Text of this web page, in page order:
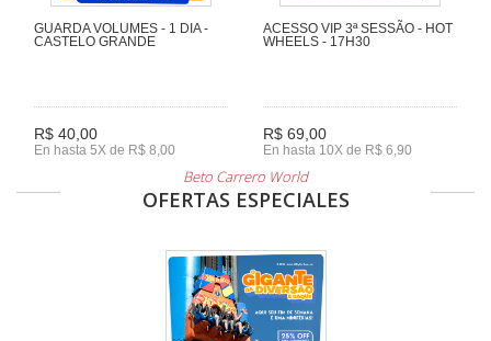
GUARDA VOLUMES - 1 DIA -
CASTELO GRANDE
R$ 40,00
En hasta 5X de R$ 8,00
ACESSO VIP 3ª SESSÃO - HOT
WHEELS - 17H30
R$ 69,00
En hasta 10X de R$ 6,90
Beto Carrero World
OFERTAS ESPECIALES